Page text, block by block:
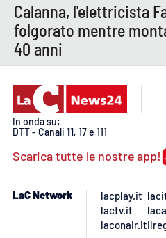
Lacitymag.it
Ilreggino.it
Catanzarochannel.it
Calanna, l'elettricista
folgorato mentre
40 anni
In onda su:
DTT - Canali 11, 17 e 111
Scarica tutte le nostre app!
LaC Network
lacplay.it
lactv.it
laconair.it